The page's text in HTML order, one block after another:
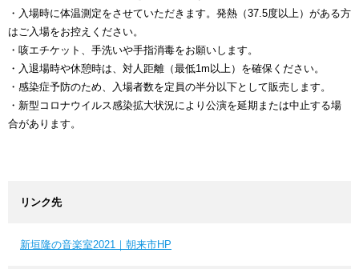
・入場時に体温測定をさせていただきます。発熱（37.5度以上）がある方
はご入場をお控えください。
・咳エチケット、手洗いや手指消毒をお願いします。
・入退場時や休憩時は、対人距離（最低1m以上）を確保ください。
・感染症予防のため、入場者数を定員の半分以下として販売します。
・新型コロナウイルス感染拡大状況により公演を延期または中止する場
合があります。
リンク先
新垣隆の音楽室2021｜朝来市HP